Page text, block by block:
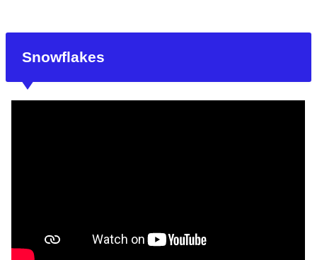
Snowflakes